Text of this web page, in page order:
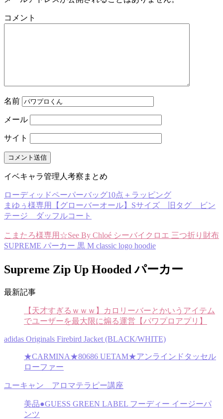
コメント
名前
メール
サイト
イベキャラ管理人考察まとめ
ローディッドペーパーバッグ10点＋ラッピング
まゆぅ様専用【グローバーオール】Sサイズ 旧タグ ビン
テージ ダッフルコート
こまたろ様専用☆See By Chloé シーバイクロエ 三つ折り財布
SUPREME パーカー 黒 M classic logo hoodie
Supreme Zip Up Hooded パーカー
最新記事
【天才すぎるｗｗｗ】カロリーバーとかいうアイテム
でユーザーを最大限に煽る運営【パワプロアプリ】
adidas Originals Firebird Jacket (BLACK/WHITE)
★CARMINA★80686 UETAM★アンラインドタッセル
ローファー
ユーキャン アロマテラピー講座
美品●GUESS GREEN LABEL フーディー イージーパ
ンツ